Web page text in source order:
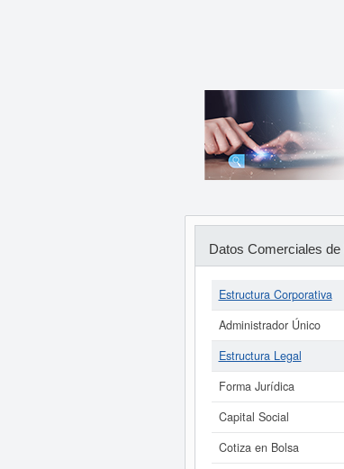
Datos Comerciales de
Estructura Corporativa
Administrador Único
Estructura Legal
Forma Jurídica
Capital Social
Cotiza en Bolsa